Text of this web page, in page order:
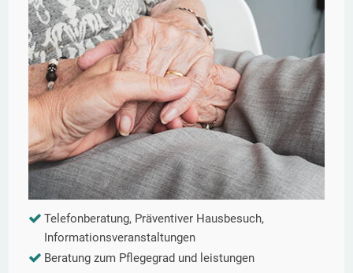
Telefonberatung, Präventiver Hausbesuch,
Informationsveranstaltungen
Beratung zum Pflegegrad und leistungen